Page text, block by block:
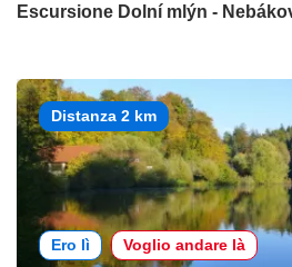
Escursione Dolní mlýn -
Distanza 2 km
Ero lì Voglio andare là